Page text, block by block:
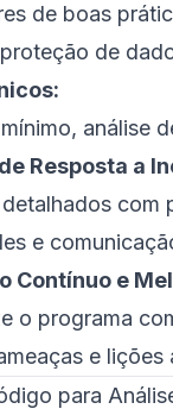
de boas
de
análise
Resposta a
com
e
Contínuo e
o programa
e lições
para